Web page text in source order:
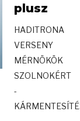
plusz
HADITRONA
VERSENY
MÉRNÖKÖK
SZOLNOKÉRT
-